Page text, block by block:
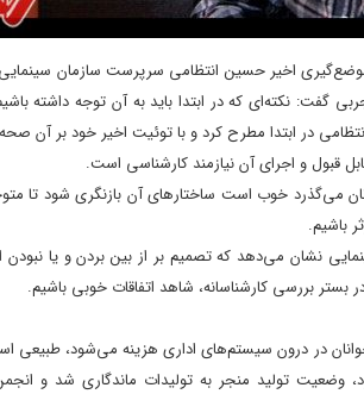
اخیر حسین انتظامی سرپرست سازمان سینمایی
گفت: نکته‌ای که در ابتدا باید به آن توجه داشته
در ابتدا مطرح کرد و با توئیت اخیر خود بر آن
قبول و اجرای آن نیازمند کارشناسی است.
سینمای جوانان می‌گذرد خوب است ساختارهای آن بازنگری
باشیم.
بستر بررسی کارشناسانه، شاهد اتفاقات خوبی باشیم.
در درون سیستم‌های اداری هزینه می‌شود،
تولید منجر به تولیدات ماندگاری شد و